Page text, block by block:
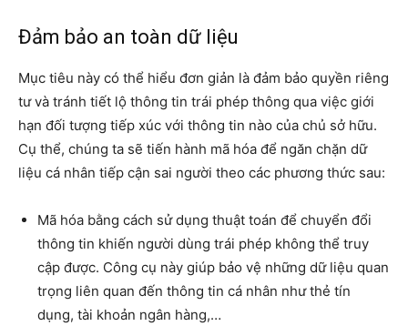
Đảm bảo an toàn dữ liệu
Mục tiêu này có thể hiểu đơn giản là đảm bảo quyền riêng
tư và tránh tiết lộ thông tin trái phép thông qua việc giới
hạn đối tượng tiếp xúc với thông tin nào của chủ sở hữu.
Cụ thể, chúng ta sẽ tiến hành mã hóa để ngăn chặn dữ
liệu cá nhân tiếp cận sai người theo các phương thức sau:
Mã hóa bằng cách sử dụng thuật toán để chuyển đổi
thông tin khiến người dùng trái phép không thể truy
cập được. Công cụ này giúp bảo vệ những dữ liệu quan
trọng liên quan đến thông tin cá nhân như thẻ tín
dụng, tài khoản ngân hàng,…